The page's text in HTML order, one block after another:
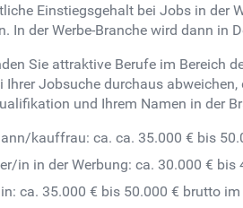
Einstiegsgehalt bei Jobs in der
In der Werbe-Branche wird dann
Sie attraktive Berufe im Bereich
Ihrer Jobsuche durchaus
und Ihrem Namen in der
kauffrau: ca. ca. 35.000 € bis
in in der Werbung: ca. 30.000 €
ca. 35.000 € bis 50.000 € brutto